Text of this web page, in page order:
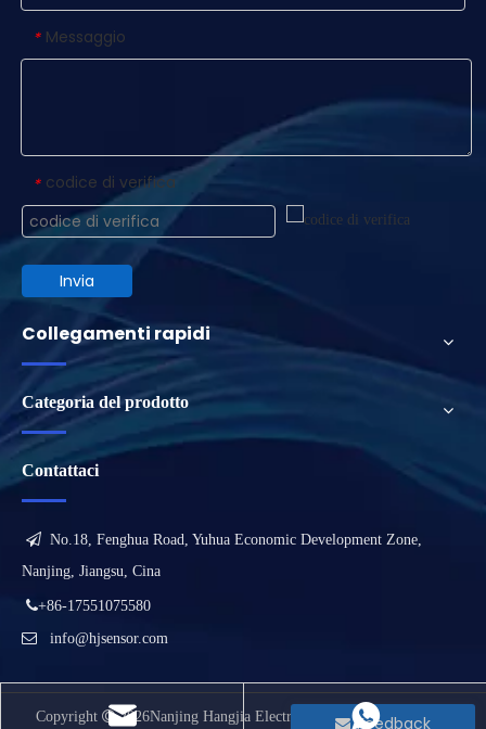
Feedback
* Messaggio
* codice di verifica
Invia
Collegamenti rapidi
Categoria del prodotto
Contattaci
 No.18, Fenghua Road, Yuhua Economic Development Zone,
Nanjing, Jiangsu, Cina
+86-17551075580
 info@hjsensor.com
Copyright 2026Nanjing Hangjia Electronic Technology Co.,Ltd.